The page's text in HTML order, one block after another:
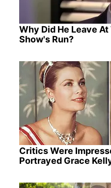
Why Did He Leave
Show's Run?
Critics Were
Portrayed Grace